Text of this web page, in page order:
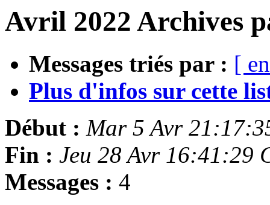
Avril 2022 Archives
Messages triés par : [
Plus d'infos sur cette
Début : Mar 5 Avr
Fin : Jeu 28 Avr 16:41:29
Messages : 4